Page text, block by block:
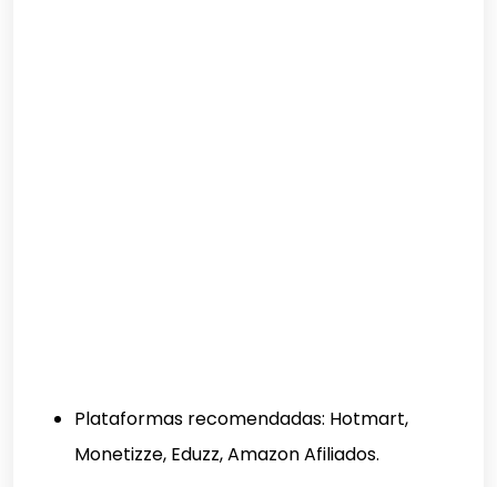
Plataformas recomendadas: Hotmart,
Monetizze, Eduzz, Amazon Afiliados.